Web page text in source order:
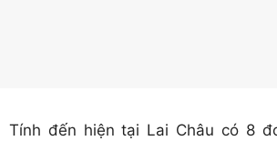
Tính đến hiện tại Lai Châu có 8